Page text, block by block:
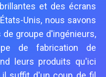
et des écrans
Unis, nous savons
groupe d'ingénieurs,
de fabrication de
leurs produits qu'ici